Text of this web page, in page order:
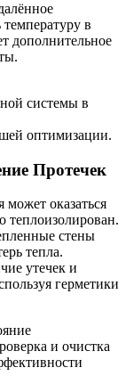
температуру в
дополнительное
системы в
оптимизации.
Протечек
может оказаться
теплоизолирован.
стены
тепла.
утечек и
герметики
и очистка